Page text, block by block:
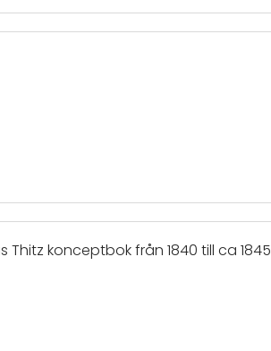
Thitz konceptbok från 1840 till ca 1845